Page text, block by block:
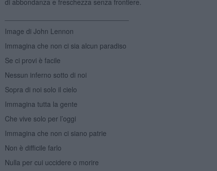
Image di John Lennon
Immagina che non ci sia alcun paradiso
Se ci provi è facile
Nessun inferno sotto di noi
Sopra di noi solo il cielo
Immagina tutta la gente
Che vive solo per l’oggi
Immagina che non ci siano patrie
Non è difficile farlo
Nulla per cui uccidere o morire